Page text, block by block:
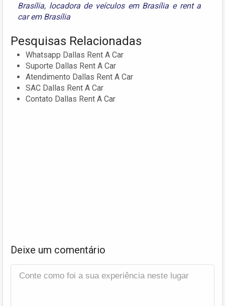
Brasília, locadora de veículos em Brasília e rent a
car em Brasília
Pesquisas Relacionadas
Whatsapp Dallas Rent A Car
Suporte Dallas Rent A Car
Atendimento Dallas Rent A Car
SAC Dallas Rent A Car
Contato Dallas Rent A Car
Deixe um comentário